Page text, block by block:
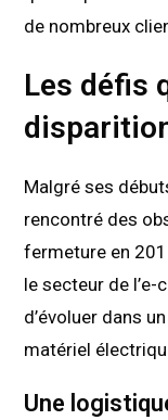
de nombreux
Les défis
Malgré ses
rencontré des
fermeture en
le secteur de
d’évoluer dans
matériel
Une